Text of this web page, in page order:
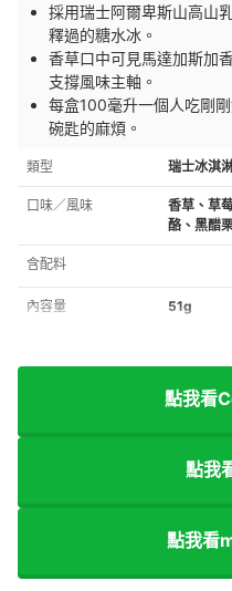
採用瑞士阿爾卑斯山高山
釋過的糖水冰。
香草口中可見馬達加斯加
支撐風味主軸。
每盒100毫升一個人吃剛
碗匙的麻煩。
類型 瑞士冰淇
口味／風味
香草、草
酪、黑醋
含配料
內容量 51g
點我看
點我
點我看